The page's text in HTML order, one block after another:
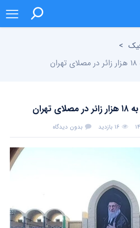
>
۱۶ بازدید بدون دیدگاه